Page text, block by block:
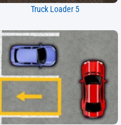
Truck Loader 5